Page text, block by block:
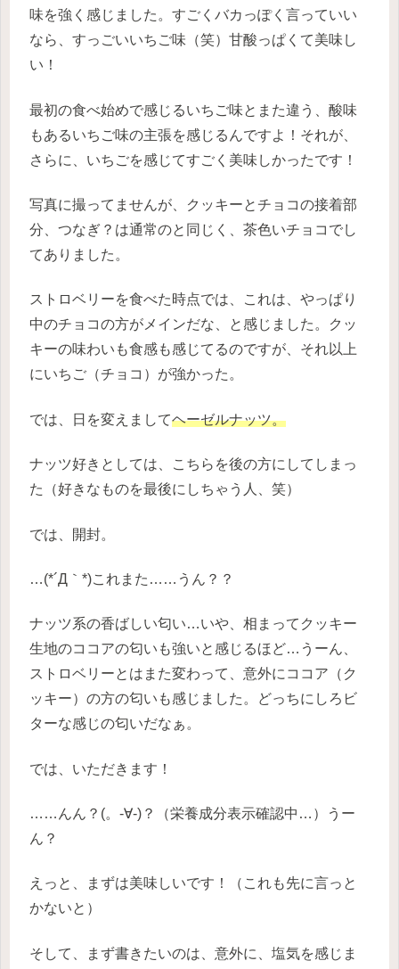
味を強く感じました。すごくバカっぽく言っていい
なら、すっごいいちご味（笑）甘酸っぱくて美味し
い！
最初の食べ始めで感じるいちご味とまた違う、酸味
もあるいちご味の主張を感じるんですよ！それが、
さらに、いちごを感じてすごく美味しかったです！
写真に撮ってませんが、クッキーとチョコの接着部
分、つなぎ？は通常のと同じく、茶色いチョコでし
てありました。
ストロベリーを食べた時点では、これは、やっぱり
中のチョコの方がメインだな、と感じました。クッ
キーの味わいも食感も感じてるのですが、それ以上
にいちご（チョコ）が強かった。
では、日を変えましてヘーゼルナッツ。
ナッツ好きとしては、こちらを後の方にしてしまっ
た（好きなものを最後にしちゃう人、笑）
では、開封。
…(*´Д｀*)これまた……うん？？
ナッツ系の香ばしい匂い…いや、相まってクッキー
生地のココアの匂いも強いと感じるほど…うーん、
ストロベリーとはまた変わって、意外にココア（ク
ッキー）の方の匂いも感じました。どっちにしろビ
ターな感じの匂いだなぁ。
では、いただきます！
……んん？(。-∀-)？（栄養成分表示確認中…）うー
ん？
えっと、まずは美味しいです！（これも先に言っと
かないと）
そして、まず書きたいのは、意外に、塩気を感じま